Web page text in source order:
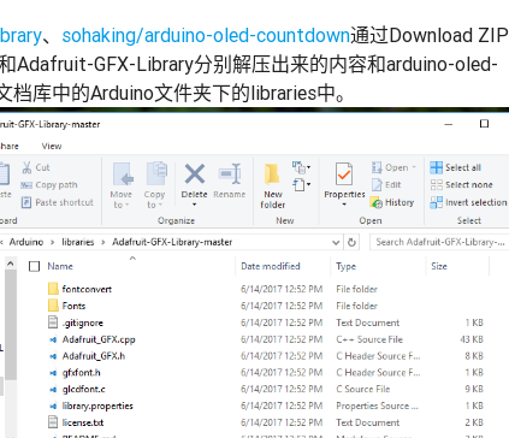
、 sohaking/arduino-oled-countdown通过Download ZIP
Adafruit-GFX-Library分别解压出来的内容和arduino-oled-
库中的Arduino文件夹下的libraries中。